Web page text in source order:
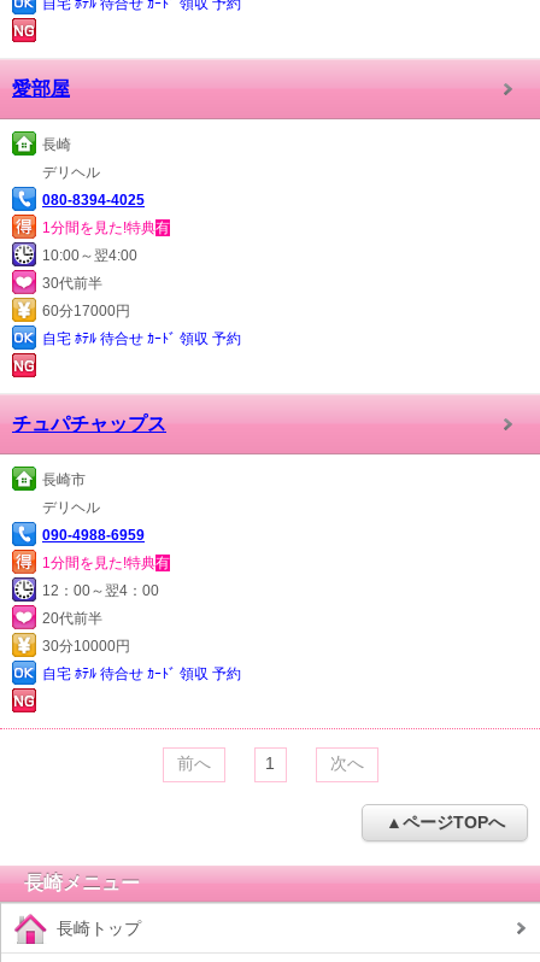
愛部屋
長崎
デリヘル
080-8394-4025
1分間を見た!特典有
10:00～翌4:00
30代前半
60分17000円
自宅 ﾎﾃﾙ 待合せ ｶｰﾄﾞ 領収 予約
チュパチャップス
長崎市
デリヘル
090-4988-6959
1分間を見た!特典有
12：00～翌4：00
20代前半
30分10000円
自宅 ﾎﾃﾙ 待合せ ｶｰﾄﾞ 領収 予約
前へ 1 次へ
▲ページTOPへ
長崎メニュー
長崎トップ